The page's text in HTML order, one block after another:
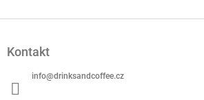
Kontakt
info@drinksandcoffee.cz